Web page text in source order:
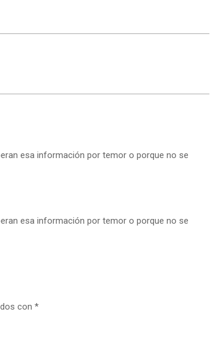
esa información por temor o porque no se
esa información por temor o porque no se
con *